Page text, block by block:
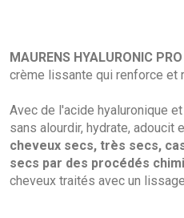
MAURENS HYALURONIC
crème lissante qui renforce et
Avec de l'acide hyaluronique
sans alourdir, hydrate, adoucit
cheveux secs, très secs,
secs par des procédés
cheveux traités avec un